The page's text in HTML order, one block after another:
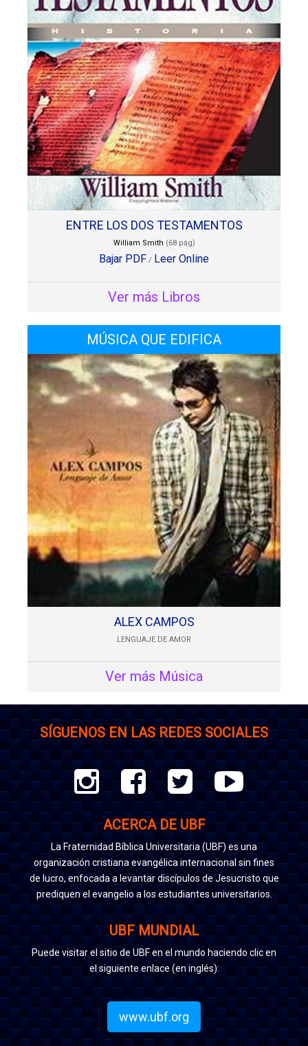
ENTRE LOS DOS TESTAMENTOS
William Smith (68 pág)
Bajar PDF / Leer Online
Ver más Libros
MÚSICA QUE EDIFICA
ALEX CAMPOS
LENGUAJE DE AMOR
Ver más Música
SÍGUENOS EN LAS REDES SOCIALES
ACERCA DE UBF
La Fraternidad Bíblica Universitaria (UBF) es una
organización cristiana evangélica internacional sin fines
de lucro, enfocada a levantar discípulos de Jesucristo que
prediquen el evangelio a los estudiantes universitarios.
UBF MUNDIAL
Puede visitar el sitio de UBF en el mundo haciendo clic en
el siguiente enlace (en inglés):
www.ubf.org